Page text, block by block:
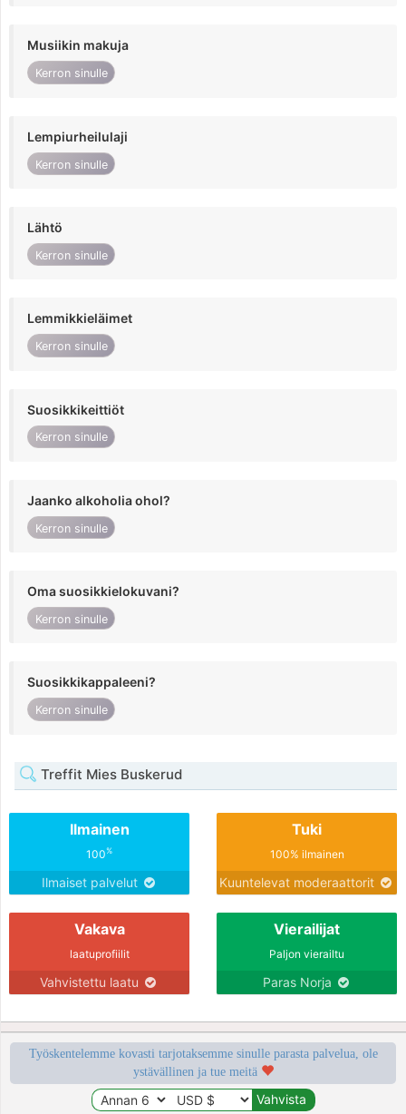
Musiikin makuja
Kerron sinulle
Lempiurheilulaji
Kerron sinulle
Lähtö
Kerron sinulle
Lemmikkieläimet
Kerron sinulle
Suosikkikeittiöt
Kerron sinulle
Jaanko alkoholia ohol?
Kerron sinulle
Oma suosikkielokuvani?
Kerron sinulle
Suosikkikappaleeni?
Kerron sinulle
Treffit Mies Buskerud
Ilmainen
100%
Ilmaiset palvelut
Tuki
100% ilmainen
Kuuntelevat moderaattorit
Vakava
laatuprofiilit
Vahvistettu laatu
Vierailijat
Paljon vierailtu
Paras Norja
Työskentelemme kovasti tarjotaksemme sinulle parasta palvelua, ole
ystävällinen ja tue meitä